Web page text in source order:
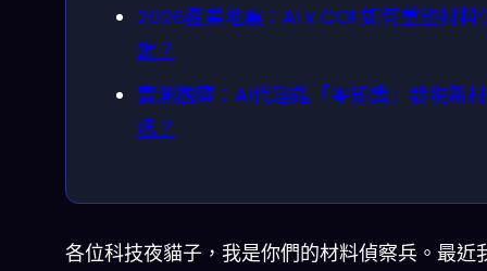
2026產業地震：AI x COF如何重塑材料
鏈？
實測觀察：AI代理能「零知識」發現新
嗎？
各位科技夜貓子，我是你們的材料偵察兵。最近